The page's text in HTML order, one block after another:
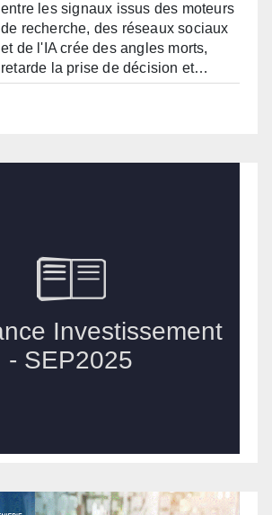
entre les signaux issus des moteurs
de recherche, des réseaux sociaux
et de l'IA crée des angles morts,
retarde la prise de décision et…